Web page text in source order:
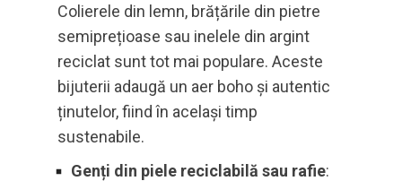
Colierele din lemn, brățările din pietre
semiprețioase sau inelele din argint
reciclat sunt tot mai populare. Aceste
bijuterii adaugă un aer boho și autentic
ținutelor, fiind în același timp
sustenabile.
Genți din piele reciclabilă sau rafie: